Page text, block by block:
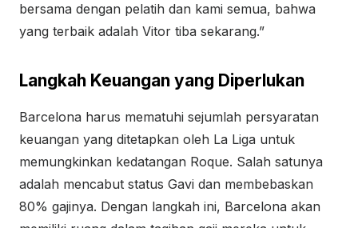
bersama dengan pelatih dan kami semua, bahwa
yang terbaik adalah Vitor tiba sekarang.”
Langkah Keuangan yang Diperlukan
Barcelona harus mematuhi sejumlah persyaratan
keuangan yang ditetapkan oleh La Liga untuk
memungkinkan kedatangan Roque. Salah satunya
adalah mencabut status Gavi dan membebaskan
80% gajinya. Dengan langkah ini, Barcelona akan